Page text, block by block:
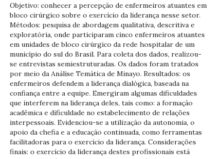
Objetivo: conhecer a percepção de enfermeiros atuantes em
bloco cirúrgico sobre o exercício da liderança nesse setor.
Métodos: pesquisa de abordagem qualitativa, descritiva e
exploratória, onde participaram cinco enfermeiros atuantes
em unidades de bloco cirúrgico da rede hospitalar de um
município do sul do Brasil. Para coleta dos dados, realizou-
se entrevistas semiestruturadas. Os dados foram tratados
por meio da Análise Temática de Minayo. Resultados: os
enfermeiros defendem a liderança dialógica, baseada na
confiança entre a equipe. Emergiram algumas dificuldades
que interferem na liderança deles, tais como: a formação
acadêmica e dificuldade no estabelecimento de relações
interpessoais. Evidenciou-se a utilização da autonomia, o
apoio da chefia e a educação continuada, como ferramentas
facilitadoras para o exercício da liderança. Considerações
finais: o exercício da liderança destes profissionais está